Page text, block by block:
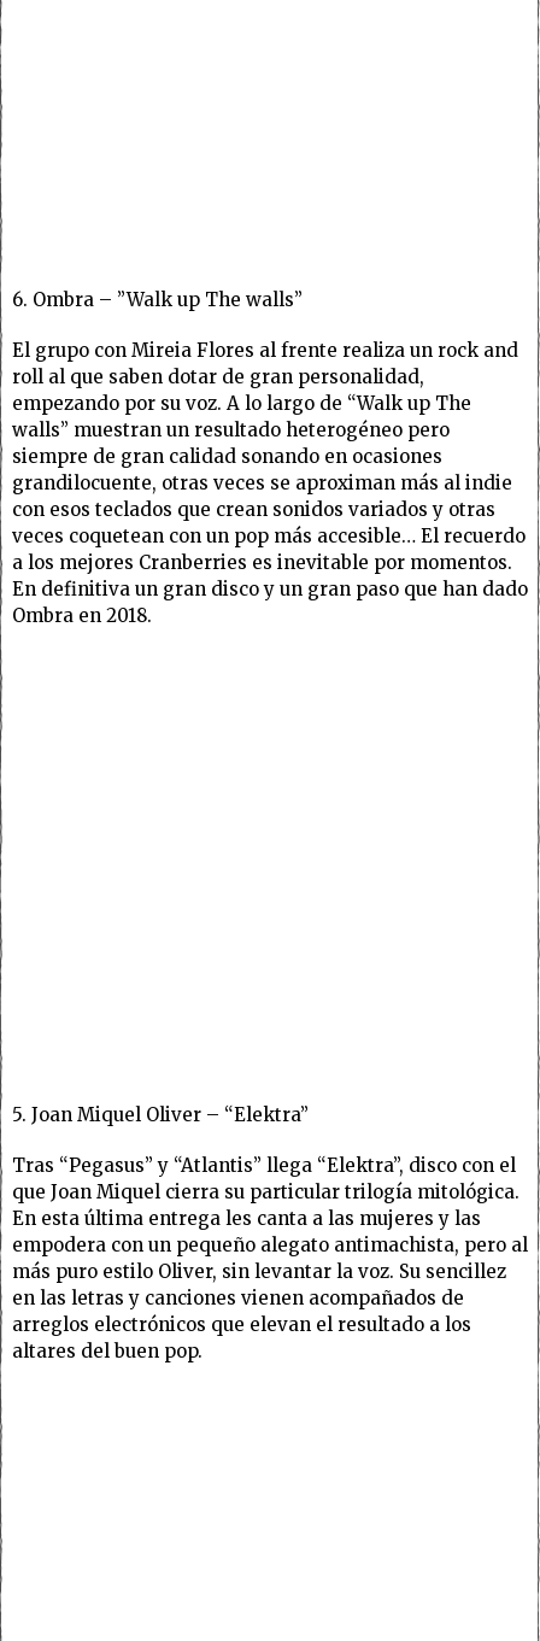
6. Ombra – ”Walk up The walls”
El grupo con Mireia Flores al frente realiza un rock and
roll al que saben dotar de gran personalidad,
empezando por su voz. A lo largo de “Walk up The
walls” muestran un resultado heterogéneo pero
siempre de gran calidad sonando en ocasiones
grandilocuente, otras veces se aproximan más al indie
con esos teclados que crean sonidos variados y otras
veces coquetean con un pop más accesible… El recuerdo
a los mejores Cranberries es inevitable por momentos.
En definitiva un gran disco y un gran paso que han dado
Ombra en 2018.
5. Joan Miquel Oliver – “Elektra”
Tras “Pegasus” y “Atlantis” llega “Elektra”, disco con el
que Joan Miquel cierra su particular trilogía mitológica.
En esta última entrega les canta a las mujeres y las
empodera con un pequeño alegato antimachista, pero al
más puro estilo Oliver, sin levantar la voz. Su sencillez
en las letras y canciones vienen acompañados de
arreglos electrónicos que elevan el resultado a los
altares del buen pop.